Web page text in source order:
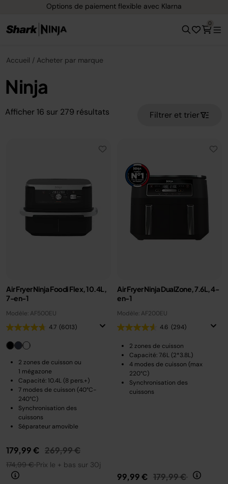
Options de paiement flexible avec Klarna
0
Accueil Acheter par marque
Ninja
Afficher 16 sur 279 résultats Filtrer et trier
Air Fryer Ninja Foodi Flex, 10.4L,
7-en-1
Modèle: AF500EU
4.7 (6013)
2 zones de cuisson ou
1 mégazone
Capacité: 10.4L (8 pers.+)
7 modes de cuisson (40°C-
240°C)
Synchronisation des
cuissons
Séparateur amovible
179,99 € Prix réduit de
269,99 €au
174,99 €Prix le + bas sur 30j
Air Fryer Ninja DualZone, 7.6L, 4-
en-1
Modèle: AF200EU
4.6 (294)
2 zones de cuisson
Capacité: 7.6L (2*3.8L)
4 modes de cuisson (max
220°C)
Synchronisation des
cuissons
99,99 € Prix réduit de
179,99 € au